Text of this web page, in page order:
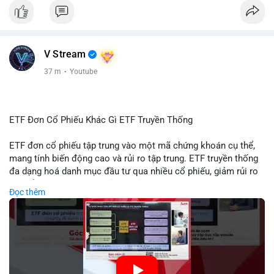
V Stream
37 m · Youtube
ETF Đơn Cổ Phiếu Khác Gì ETF Truyền Thống
ETF đơn cổ phiếu tập trung vào một mã chứng khoán cụ thể,
mang tính biến động cao và rủi ro tập trung. ETF truyền thống
đa dạng hoá danh mục đầu tư qua nhiều cổ phiếu, giảm rủi ro
sản và mức độ tiếp xúc với thị trường.
🎥 Xem video trực tiếp tại:
Nguồn: Tài chính & Kinh doanh
Đọc thêm